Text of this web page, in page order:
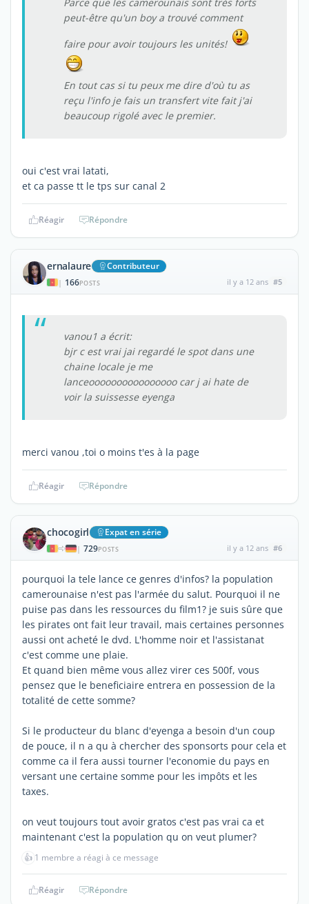
peut-être qu'un boy a trouvé comment
faire pour avoir toujours les unités!
En tout cas si tu peux me dire d'où tu as
reçu l'info je fais un transfert vite fait j'ai
beaucoup rigolé avec le premier.
oui c'est vrai latati,
et ca passe tt le tps sur canal 2
Réagir Répondre
ernalaure Contributeur
| 166POSTS il y a 12 ans #5
vanou1 a écrit:
bjr c est vrai jai regardé le spot dans une
chaine locale je me
lanceoooooooooooooooo car j ai hate de
voir la suissesse eyenga
merci vanou ,toi o moins t'es à la page
Réagir Répondre
chocogirl Expat en série
| 729POSTS il y a 12 ans #6
pourquoi la tele lance ce genres d'infos? la population
camerounaise n'est pas l'armée du salut. Pourquoi il ne
puise pas dans les ressources du film1? je suis sûre que
les pirates ont fait leur travail, mais certaines personnes
aussi ont acheté le dvd. L'homme noir et l'assistanat
c'est comme une plaie.
Et quand bien même vous allez virer ces 500f, vous
pensez que le beneficiaire entrera en possession de la
totalité de cette somme?
Si le producteur du blanc d'eyenga a besoin d'un coup
de pouce, il n a qu à chercher des sponsorts pour cela et
comme ca il fera aussi tourner l'economie du pays en
versant une certaine somme pour les impôts et les
taxes.
on veut toujours tout avoir gratos c'est pas vrai ca et
maintenant c'est la population qu on veut plumer?
👍 1 membre a réagi à ce message
Réagir Répondre